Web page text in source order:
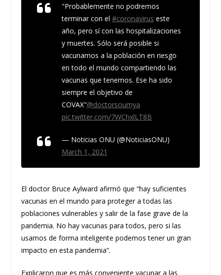
"Probablemente no podremos
terminar con el #coronavirus este
año, pero sí con las hospitalizaciones
y muertes. Sólo será posible si
vacunamos a la población en riesgo
en todo el mundo compartiendo las
vacunas que tenemos. Ese ha sido
siempre el objetivo de
COVAX"@doctorsoumya
pic.twitter.com/7WChxlLT8B
— Noticias ONU (@NoticiasONU)
March 1, 2021
El doctor Bruce Aylward afirmó que “hay suficientes
vacunas en el mundo para proteger a todas las
poblaciones vulnerables y salir de la fase grave de la
pandemia. No hay vacunas para todos, pero si las
usamos de forma inteligente podemos tener un gran
impacto en esta pandemia”.
Explicaron que es más conveniente vacunar a las